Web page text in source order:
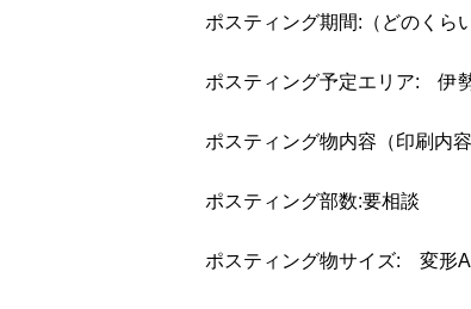
ポスティング期間:（どのく
ポスティング予定エリア: 伊
ポスティング物内容（印刷内
ポスティング部数:要相談
ポスティング物サイズ: 変形